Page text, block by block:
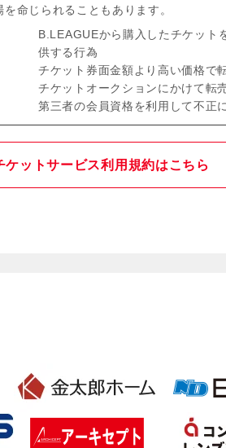
を命じられることもあります。
B.LEAGUEから購入したチケット
供する行為
チケット券面金額より高い価格で
チケットオークションにかけて転
第三者の会員資格を利用して不正
ケットサービス利用規約はこちら